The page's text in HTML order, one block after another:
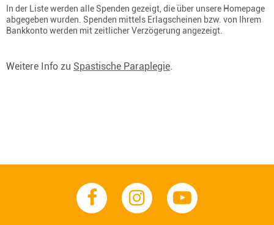
In der Liste werden alle Spenden gezeigt, die über unsere Homepage
abgegeben wurden. Spenden mittels Erlagscheinen bzw. von Ihrem
Bankkonto werden mit zeitlicher Verzögerung angezeigt.
Weitere Info zu Spastische Paraplegie.